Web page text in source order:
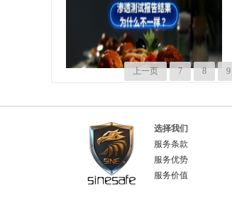
上一页 7 8 9
选择我们
服务条款
服务优势
服务价值